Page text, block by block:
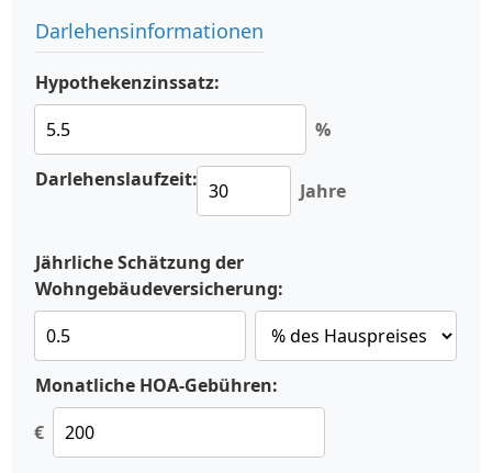
Darlehensinformationen
Hypothekenzinssatz:
%
Darlehenslaufzeit: Jahre
Jährliche Schätzung der
Wohngebäudeversicherung:
Monatliche HOA-Gebühren:
€